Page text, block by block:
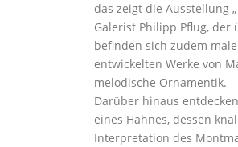
das zeigt die Ausstellung
Galerist Philipp Pflug, der
befinden sich zudem
entwickelten Werke von
melodische Ornamentik.
Darüber hinaus
eines Hahnes, dessen
Interpretation des